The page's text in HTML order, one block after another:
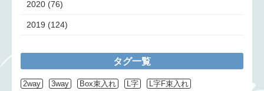
2020 (76)
2019 (124)
タグ一覧
2way 3way Box束入れ L字
L字F束入れ